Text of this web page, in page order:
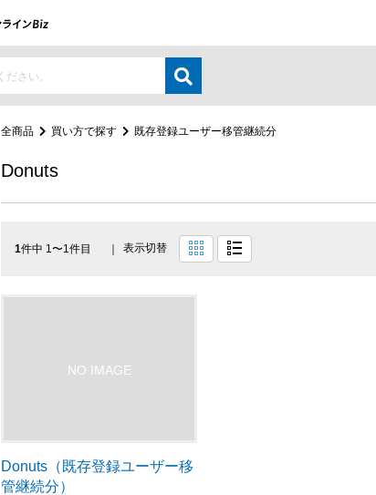
全商品 買い方で探す 既存登録ユーザー移管継続分
Donuts
1件中 1〜1件目 表示切替
Donuts（既存登録ユーザー移
管継続分）